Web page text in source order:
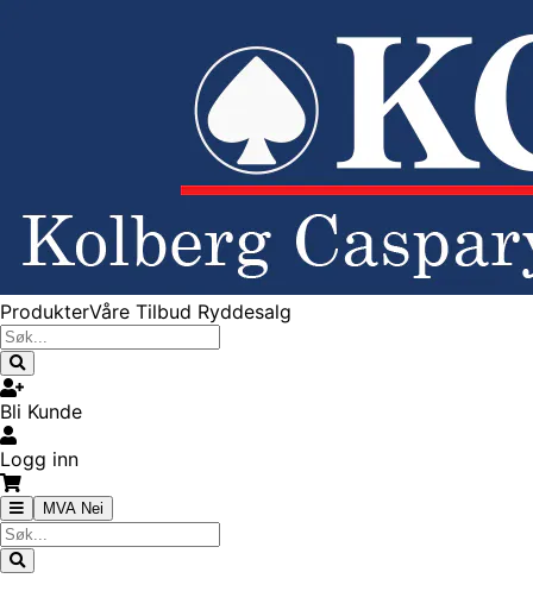
ProdukterVåre Tilbud Ryddesalg
Bli Kunde
Logg inn
MVA Nei